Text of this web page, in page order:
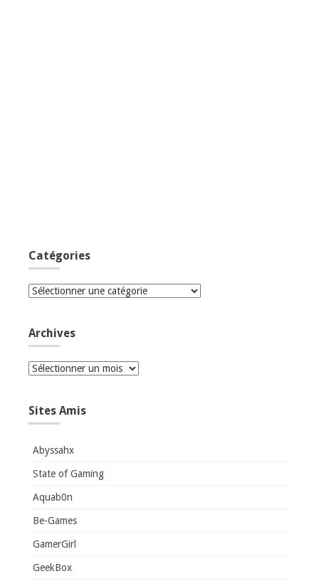
Catégories
Catégories
Archives
Archives
Sites Amis
Abyssahx
State of Gaming
Aquab0n
Be-Games
GamerGirl
GeekBox